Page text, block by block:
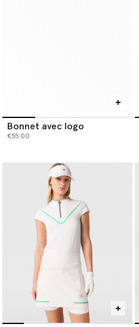
Bonnet avec logo
€55.00